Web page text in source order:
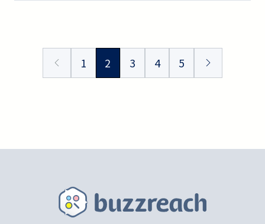
1 2 3 4 5